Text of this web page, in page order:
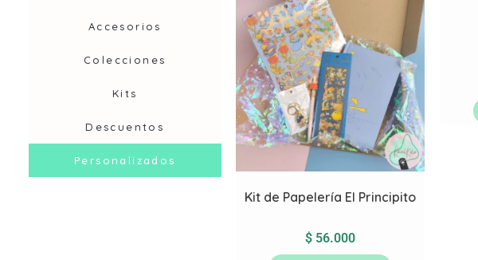
Accesorios
Colecciones
Kits
Descuentos
Personalizados
Kit de Papelería El Principito
$56.000